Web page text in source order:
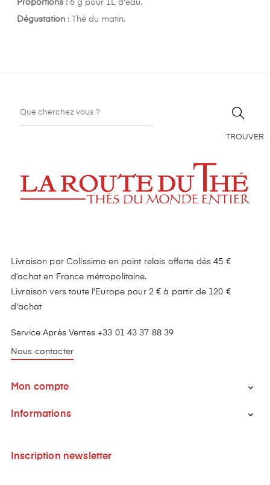
Proportions : 6 g pour 1L d'eau.
Dégustation : Thé du matin.
TROUVER
Livraison par Colissimo en point relais offerte dès 45 €
d’achat en France métropolitaine.
Livraison vers toute l'Europe pour 2 € à partir de 120 €
d'achat
Service Après Ventes +33 01 43 37 88 39
Nous contacter
Mon compte 
Informations 
Inscription newsletter